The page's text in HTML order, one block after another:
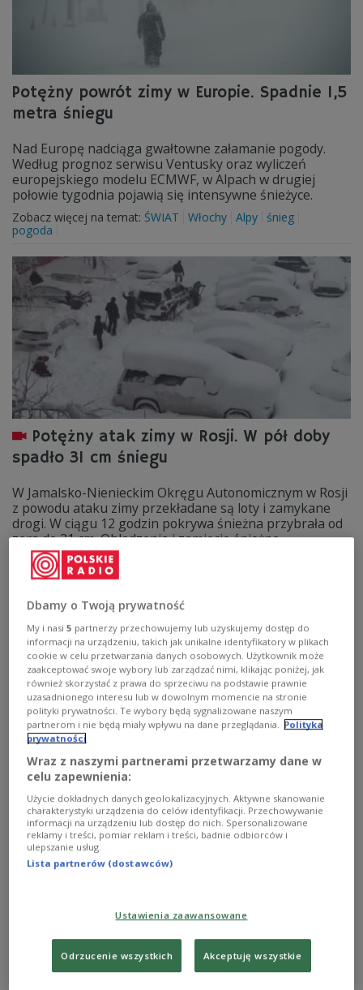
Potężny powrót zimy w Europie. Spadnie 1,5
metra śniegu
Nad Europę nadciąga gwałtowne załamanie pogody.
Według prognoz serwisu Ventusky oraz wyliczeń
europejskiego modelu ECMWF, w Alpach w drugiej
połowie tygodnia pojawią się intensywne śnieżyce.
Zobacz więcej na temat: ŚWIAT Włochy Alpy śnieg
pogoda
Potężny atak zimy w Rosji. W pół doby
spadło 31 cm śniegu
W Jamalsko-Nienieckim Okręgu Autonomicznym w Rosji
z powodu ataku zimy przekładane są loty i zamykane
drogi. W ciągu 12 godzin pokrywa śnieżna przybrała od
zera do 31 cm. Oblodzenia i zamiecie śnieżne
prognozowane są także na dalszą część dnia oraz na
poniedziałek.
meteorologia
Pół metra śniegu w Tatrach. Zima nie daje
o sobie zapomnieć
W Tatrach wciąż zimowe warunki. Na szczycie
stopień zagrożenia lawinowego. Z powodu
wysokogórskie wycieczki.
Zobacz więcej na temat:
POLSKA
Dbamy o Twoją prywatność
My i nasi5 partnerzy przechowujemy lub uzyskujemy dostęp do
informacji na urządzeniu, takich jak unikalne identyfikatory w plikach
cookie w celu przetwarzania danych osobowych. Użytkownik może
zaakceptować swoje wybory lub zarządzać nimi, klikając poniżej, jak
również skorzystać z prawa do sprzeciwu na podstawie prawnie
uzasadnionego interesu lub w dowolnym momencie na stronie
polityki prywatności. Te wybory będą sygnalizowane naszym
partnerom i nie będą miały wpływu na dane przeglądania. Polityka
prywatności
Wraz z naszymi partnerami przetwarzamy dane w
celu zapewnienia:
Użycie dokładnych danych geolokalizacyjnych. Aktywne skanowanie
charakterystyki urządzenia do celów identyfikacji. Przechowywanie
informacji na urządzeniu lub dostęp do nich. Spersonalizowane
reklamy i treści, pomiar reklam i treści, badnie odbiorców i
ulepszanie usług.
Lista partnerów (dostawców)
Ustawienia zaawansowane
Odrzucenie wszystkich Akceptuję wszystkie